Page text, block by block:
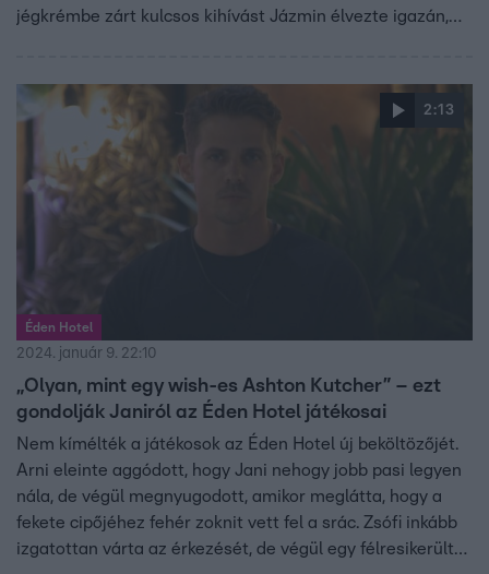
jégkrémbe zárt kulcsos kihívást Jázmin élvezte igazán,
okozta.
2:13
Éden Hotel
2024. január 9. 22:10
„Olyan, mint egy wish-es Ashton Kutcher” – ezt
gondolják Janiról az Éden Hotel játékosai
Nem kímélték a játékosok az Éden Hotel új beköltözőjét.
Arni eleinte aggódott, hogy Jani nehogy jobb pasi legyen
nála, de végül megnyugodott, amikor meglátta, hogy a
fekete cipőjéhez fehér zoknit vett fel a srác. Zsófi inkább
izgatottan várta az érkezését, de végül egy félresikerült